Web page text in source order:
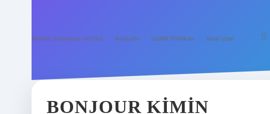
İHalede Satılmazsa Ne Olur Anasayfa Gizlilik Politikası Yasal Uyarı
BONJOUR KIMIN